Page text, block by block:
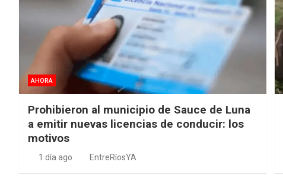
AHORA
Prohibieron al municipio de Sauce de Luna
a emitir nuevas licencias de conducir: los
motivos
1 día ago EntreRíosYA